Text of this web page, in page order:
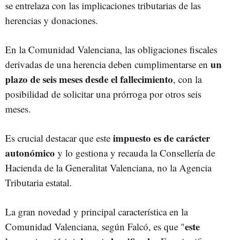
se entrelaza con las implicaciones tributarias de las
herencias y donaciones.
En la Comunidad Valenciana, las obligaciones fiscales
derivadas de una herencia deben cumplimentarse en un
plazo de seis meses desde el fallecimiento, con la
posibilidad de solicitar una prórroga por otros seis
meses.
Es crucial destacar que este impuesto es de carácter
autonómico y lo gestiona y recauda la Consellería de
Hacienda de la Generalitat Valenciana, no la Agencia
Tributaria estatal.
La gran novedad y principal característica en la
Comunidad Valenciana, según Falcó, es que "este